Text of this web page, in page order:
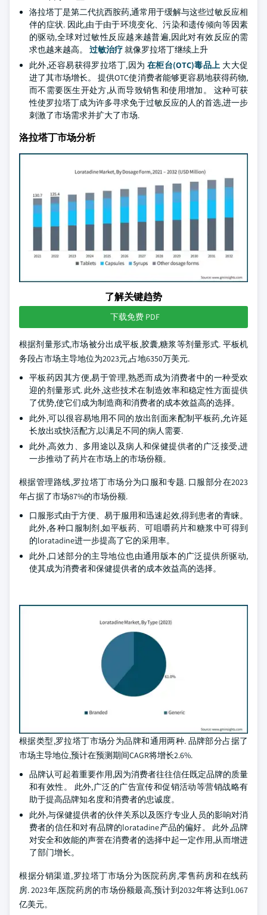
洛拉塔丁是第二代抗西胺药,通常用于缓解与这些过敏反应相
伴的症状. 因此,由于由于环境变化、污染和遗传倾向等因素
的驱动,全球对过敏性反应越来越普遍,因此对有效反应的需
求也越来越高。 过敏治疗就像罗拉塔丁继续上升
此外,还容易获得罗拉塔丁,因为 在柜台(OTC)毒品上 大大促
进了其市场增长。 提供OTC使消费者能够更容易地获得药物,
而不需要医生开处方,从而导致销售和使用增加。 这种可获
性使罗拉塔丁成为许多寻求免于过敏反应的人的首选,进一步
刺激了市场需求并扩大了市场.
洛拉塔丁市场分析
了解关键趋势
下载免费 PDF
根据剂量形式,市场被分出成平板,胶囊,糖浆等剂量形式. 平板机
务段占市场主导地位为2023元,占地6350万美元.
平板药因其方便,易于管理,熟悉而成为消费者中的一种受欢
迎的剂量形式. 此外,这些技术在制造效率和稳定性方面提供
了优势,使它们成为制造商和消费者的成本效益高的选择。
此外,可以很容易地用不同的放出剖面来配制平板药,允许延
长放出或快活配方,以满足不同的病人需要.
此外,高效力、多用途以及病人和保健提供者的广泛接受,进
一步推动了药片在市场上的市场份额。
根据管理路线,罗拉塔丁市场分为口服和专题. 口服部分在2023
年占据了市场87%的市场份额.
口服形式由于方便、易于服用和迅速起效,得到患者的青睐。
此外,各种口服制剂,如平板药、可咀嚼药片和糖浆中可得到
的loratadine进一步提高了它的采用率。
此外,口述部分的主导地位也由通用版本的广泛提供所驱动,
使其成为消费者和保健提供者的成本效益高的选择。
根据类型,罗拉塔丁市场分为品牌和通用两种. 品牌部分占据了
市场主导地位,预计在预测期间CAGR将增长2.6%.
品牌认可起着重要作用,因为消费者往往信任既定品牌的质量
和有效性。 此外,广泛的广告宣传和促销活动等营销战略有
助于提高品牌知名度和消费者的忠诚度。
此外,与保健提供者的伙伴关系以及医疗专业人员的影响对消
费者的信任和对有品牌的loratadine产品的偏好。 此外,品牌
对安全和效能的声誉在消费者的选择中起一定作用,从而增进
了部门增长。
根据分销渠道,罗拉塔丁市场分为医院药房,零售药房和在线药
房. 2023年,医院药房的市场份额最高,预计到2032年将达到1.067
亿美元。